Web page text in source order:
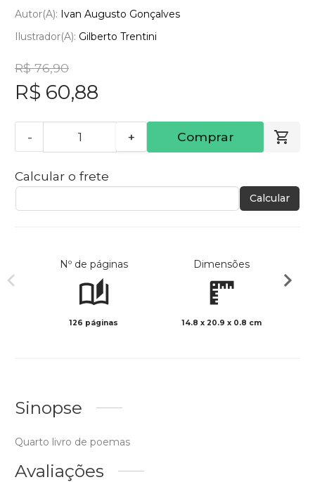
Autor(a): Ivan Augusto Gonçalves
Ilustrador(a): Gilberto Trentini
R$ 76,90
R$ 60,88
- + Comprar
Calcular o frete
Calcular
Nº de páginas
126 páginas
Dimensões
14.8 x 20.9 x 0.8 cm
Sinopse
Quarto livro de poemas
Avaliações